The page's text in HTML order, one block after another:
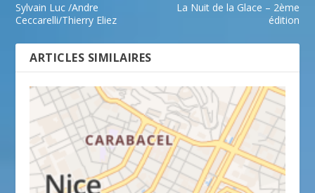
Sylvain Luc /Andre
Ceccarelli/Thierry Eliez
La Nuit de la Glace – 2ème
édition
ARTICLES SIMILAIRES